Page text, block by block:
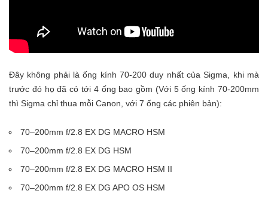
Đây không phải là ống kính 70-200 duy nhất của Sigma, khi mà
trước đó họ đã có tới 4 ống bao gồm (Với 5 ống kính 70-200mm
thì Sigma chỉ thua mỗi Canon, với 7 ống các phiên bản):
70–200mm f/2.8 EX DG MACRO HSM
70–200mm f/2.8 EX DG HSM
70–200mm f/2.8 EX DG MACRO HSM II
70–200mm f/2.8 EX DG APO OS HSM